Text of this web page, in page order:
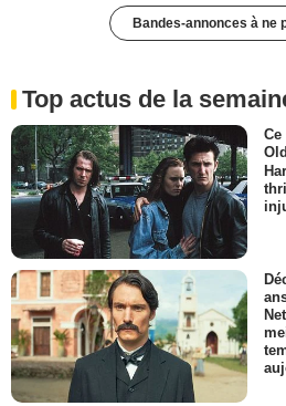
Bandes-annonces à ne
Top actus de la